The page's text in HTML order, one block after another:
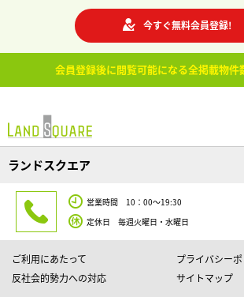
今すぐ無料会員登録!
会員登録後に閲覧可能になる全掲載物件
ランドスクエア
営業時間 10：00～19:30
定休日 毎週火曜日・水曜日
ご利用にあたって
プライバシー
反社会的勢力への対応
サイトマップ